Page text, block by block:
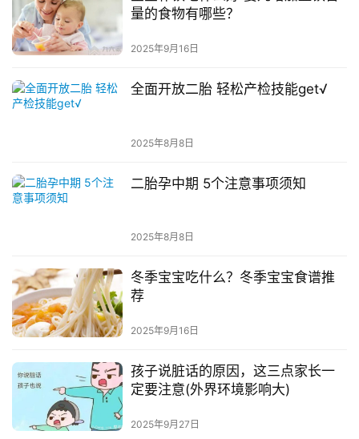
量的食物有哪些？
2025年9月16日
全面开放二胎 轻松产检技能get√
2025年8月8日
二胎孕中期 5个注意事项须知
2025年8月8日
冬季宝宝吃什么？冬季宝宝食谱推
荐
2025年9月16日
孩子说脏话的原因，这三点家长一
定要注意(外界环境影响大)
2025年9月27日